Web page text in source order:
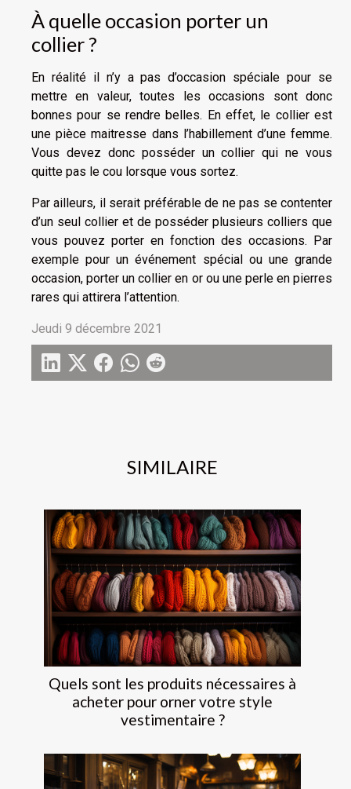
SIMILAIRE
Quels sont les produits nécessaires à
acheter pour orner votre style
vestimentaire ?
À quelle occasion porter un
collier ?
En réalité il n’y a pas d’occasion spéciale pour se
mettre en valeur, toutes les occasions sont donc
bonnes pour se rendre belles. En effet, le collier est
une pièce maitresse dans l’habillement d’une femme.
Vous devez donc posséder un collier qui ne vous
quitte pas le cou lorsque vous sortez.
Par ailleurs, il serait préférable de ne pas se contenter
d’un seul collier et de posséder plusieurs colliers que
vous pouvez porter en fonction des occasions. Par
exemple pour un événement spécial ou une grande
occasion, porter un collier en or ou une perle en pierres
rares qui attirera l’attention.
Jeudi 9 décembre 2021